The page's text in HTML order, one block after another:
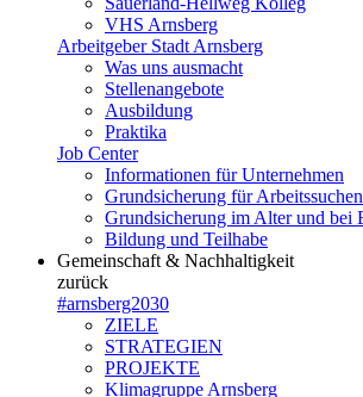
VHS Arnsberg
Arbeitgeber Stadt Arnsberg
Was uns ausmacht
Stellenangebote
Ausbildung
Praktika
Job Center
Informationen für Unternehmen
Grundsicherung für
Grundsicherung im Alter und bei
Bildung und Teilhabe
Gemeinschaft & Nachhaltigkeit
zurück
#arnsberg2030
ZIELE
STRATEGIEN
PROJEKTE
Klimagruppe Arnsberg